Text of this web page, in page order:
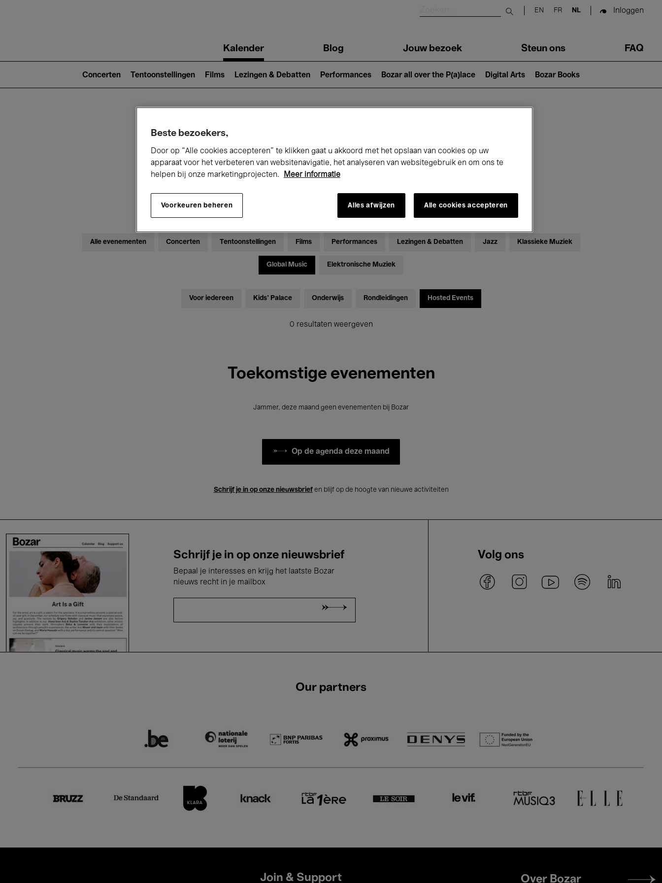
Submit search
EN FR NL Inloggen
navigationKalender Blog Jouw bezoek Steun ons FAQ
2)
Concerten Tentoonstellingen Films Lezingen & Debatten Performances Bozar all over the P(a)lace Digital Arts Bozar Books
Alle evenementen Concerten Tentoonstellingen Films Performances Lezingen & Debatten Jazz Klassieke Muziek
Global Music Elektronische Muziek
Voor iedereen Kids’ Palace Onderwijs Rondleidingen Hosted Events
0 resultaten weergeven
Toekomstige evenementen
Jammer, deze maand geen evenementen bij Bozar
Op de agenda deze maand
Schrijf je in op onze nieuwsbriefen blijf op de hoogte van nieuwe activiteiten
Schrijf je in op onze nieuwsbrief
Bepaal je interesses en krijg het laatste Bozar
nieuws recht in je mailbox
Volg ons
Our partners
Join & Support
Footer
Over Bozar
Beste bezoekers,
Door op “Alle cookies accepteren” te klikken gaat u akkoord met het opslaan van cookies op uw
apparaat voor het verbeteren van websitenavigatie, het analyseren van websitegebruik en om ons te
helpen bij onze marketingprojecten.
Meer informatie
Voorkeuren beheren Alles afwijzen Alle cookies accepteren